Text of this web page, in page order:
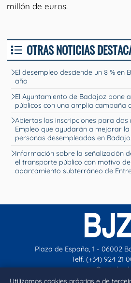
Utilizamos cookies próprias e de
millón de euros.
OTRAS NOTICIAS
El desempleo desciende un 8 % en
año
El Ayuntamiento de Badajoz pone
públicos con una amplia campaña
Abiertas las inscripciones para
Empleo que ayudarán a mejorar
personas desempleadas en
Información sobre la señalización
el transporte público con motivo
aparcamiento subterráneo de
Plaza de España, 1 - 06002
Telf. (+34) 924 21